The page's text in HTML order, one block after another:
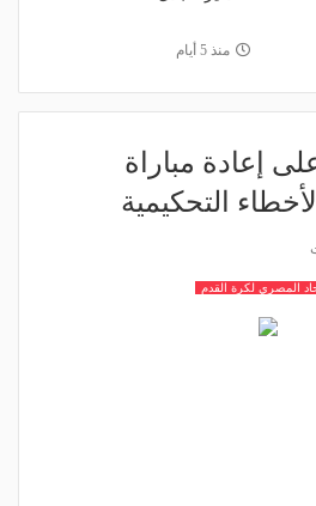
منذ 5 أيام
إعادة مباراة
التحكيمية
المصري لكرة القدم